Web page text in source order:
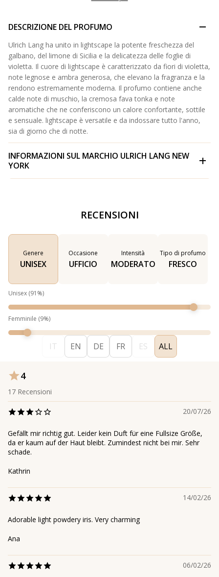
DESCRIZIONE DEL PROFUMO
Ulrich Lang ha unito in lightscape la potente freschezza del
galbano, del limone di Sicilia e la delicatezza delle foglie di
violetta. Il cuore di lightscape è caratterizzato da fiori di violetta,
note legnose e ambra generosa, che elevano la fragranza e la
rendono estremamente moderna. Il profumo contiene anche
calde note di muschio, la cremosa fava tonka e note
aromatiche che ne conferiscono un calore confortante, sottile
e sensuale. lightscape è versatile e da indossare tutto l'anno,
sia di giorno che di notte.
INFORMAZIONI SUL MARCHIO ULRICH LANG NEW
YORK
RECENSIONI
Genere
UNISEX
Occasione
UFFICIO
Intensità
MODERATO
Tipo di profumo
FRESCO
Unisex (91 %)
Femminile (9%)
IT EN DE FR ES ALL
4
17 Recensioni
20/07/26
Gefällt mir richtig gut. Leider kein Duft für eine Fullsize Größe,
da er kaum auf der Haut bleibt. Zumindest nicht bei mir. Sehr
schade.
Kathrin
14/02/26
Adorable light powdery iris. Very charming
Ana
06/02/26